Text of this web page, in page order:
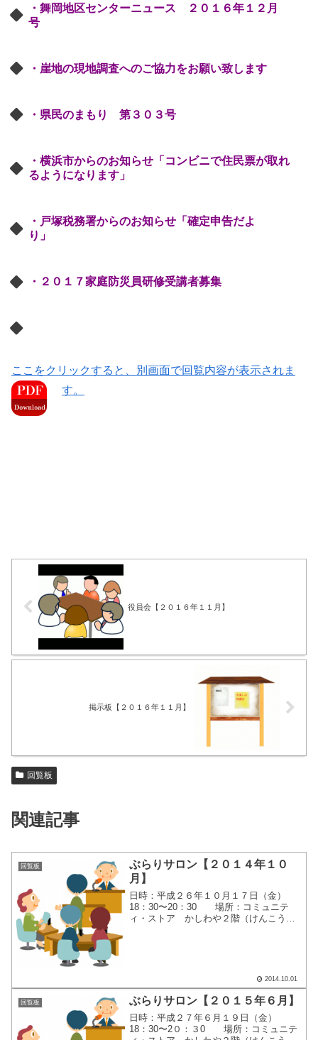
・舞岡地区センターニュース ２０１６年１２月
号
・崖地の現地調査へのご協力をお願い致します
・県民のまもり 第３０３号
・横浜市からのお知らせ「コンビニで住民票が取れ
るようになります」
・戸塚税務署からのお知らせ「確定申告だよ
り」
・２０１７家庭防災員研修受講者募集
ここをクリックすると、別画面で回覧内容が表示されま
す。
役員会【２０１６年１１月】
掲示板【２０１６年１１月】
回覧板
関連記事
回覧板
ぶらりサロン【２０１４年１０
月】
日時：平成２６年１０月１７日（金）
18：30〜20：30 場所：コミュニテ
ィ・ストア かしわや２階（けんこうは
2014.10.01
回覧板 ぶらりサロン【２０１５年６月】
日時：平成２７年６月１９日（金）
18：30〜2０：３0 場所：コミュニテ